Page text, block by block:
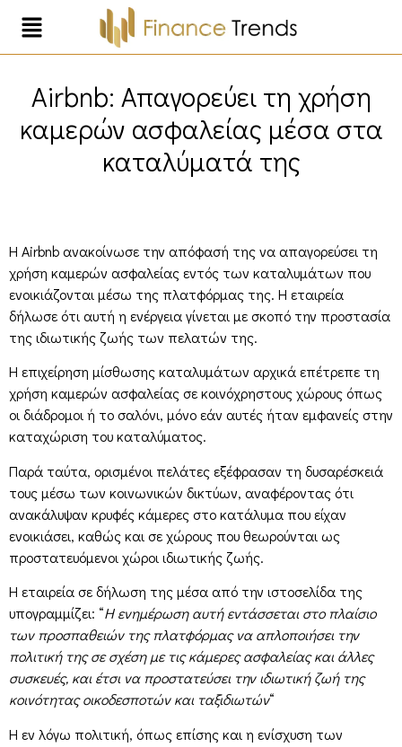
Airbnb: Απαγορεύει τη χρήση
καμερών ασφαλείας μέσα στα
καταλύματά της
Η Airbnb ανακοίνωσε την απόφασή της να απαγορεύσει τη
χρήση καμερών ασφαλείας εντός των καταλυμάτων που
ενοικιάζονται μέσω της πλατφόρμας της. Η εταιρεία
δήλωσε ότι αυτή η ενέργεια γίνεται με σκοπό την προστασία
της ιδιωτικής ζωής των πελατών της.
Η επιχείρηση μίσθωσης καταλυμάτων αρχικά επέτρεπε τη
χρήση καμερών ασφαλείας σε κοινόχρηστους χώρους όπως
οι διάδρομοι ή το σαλόνι, μόνο εάν αυτές ήταν εμφανείς στην
καταχώριση του καταλύματος.
Παρά ταύτα, ορισμένοι πελάτες εξέφρασαν τη δυσαρέσκειά
τους μέσω των κοινωνικών δικτύων, αναφέροντας ότι
ανακάλυψαν κρυφές κάμερες στο κατάλυμα που είχαν
ενοικιάσει, καθώς και σε χώρους που θεωρούνται ως
προστατευόμενοι χώροι ιδιωτικής ζωής.
Η εταιρεία σε δήλωση της μέσα από την ιστοσελίδα της
υπογραμμίζει: “Η ενημέρωση αυτή εντάσσεται στο πλαίσιο
των προσπαθειών της πλατφόρμας να απλοποιήσει την
πολιτική της σε σχέση με τις κάμερες ασφαλείας και άλλες
συσκευές, και έτσι να προστατεύσει την ιδιωτική ζωή της
κοινότητας οικοδεσποτών και ταξιδιωτών“
Η εν λόγω πολιτική, όπως επίσης και η ενίσχυση των